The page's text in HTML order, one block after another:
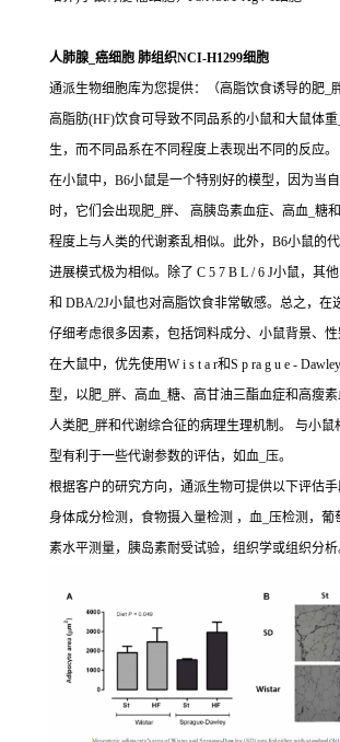
人肺腺_癌细胞 肺组织NCI-H1299细胞
通派生物细胞库为您提供：（高脂饮食诱导的肥_
高脂肪(HF)饮食可导致不同品系的小鼠和大鼠体
生，而不同品系在不同程度上表现出不同的反应。
在小鼠中，B6小鼠是一个特别好的模型，因为当
时，它们会出现肥_胖、 高胰岛素血症、高血_糖
程度上与人类的代谢紊乱相似。此外，B6小鼠的
进展模式极为相似。除了 C 5 7 B L / 6 J小鼠，其
和 DBA/2J小鼠也对高脂饮食非常敏感。总之，在
仔细考虑很多因素，包括饲料成分、小鼠背景、性
在大鼠中，优先使用W i s t a r和S p ra g u e -
型，以肥_胖、高血_糖、高甘油三酯血症和高瘦
人类肥_胖和代谢综合征的病理生理机制。 与小鼠
型有利于一些代谢参数的评估，如血_压。
根据客户的研究方向，通派生物可提供以下评估手
身体成分检测，食物摄入量检测 ，血_压检测，葡
素水平测量，胰岛素耐受试验，组织学或组织分析